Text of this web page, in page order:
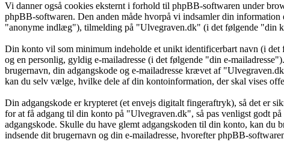
Vi danner også cookies eksternt i forhold til phpBB-softwaren under
phpBB-softwaren. Den anden måde hvorpå vi indsamler din
"anonyme indlæg"), tilmelding på "Ulvegraven.dk" (i det følgende "din
Din konto vil som minimum indeholde et unikt identificerbart navn (i
og en personlig, gyldig e-mailadresse (i det følgende "din e-
brugernavn, din adgangskode og e-mailadresse krævet af
kan du selv vælge, hvilke dele af din kontoinformation, der skal vises
Din adgangskode er krypteret (et envejs digitalt fingeraftryk), så det er
for at få adgang til din konto på "Ulvegraven.dk", så pas venligst godt
adgangskode. Skulle du have glemt adgangskoden til din konto, kan
indsende dit brugernavn og din e-mailadresse, hvorefter phpBB-